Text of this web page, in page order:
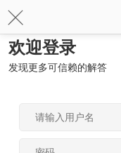
欢迎登录
发现更多可信赖的解答